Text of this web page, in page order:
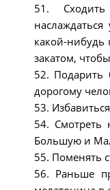
51.
какой-нибудь
закатом,
52. Подарить
дорогому
53.
54. Смотреть
Большую и
55. Поменять
56. Раньше